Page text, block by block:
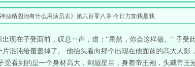
神励精图治有什么用演员表》第六百零八章 今日方知我是我
出现在子受面前，叹息一声，道：“果然，你会这样做。” 子
片混沌给覆盖掉了。 他抬头看向那个出现在他面前的高大人
受看到的是一个身材高大，剑眉星目，身着帝王袍，头戴帝